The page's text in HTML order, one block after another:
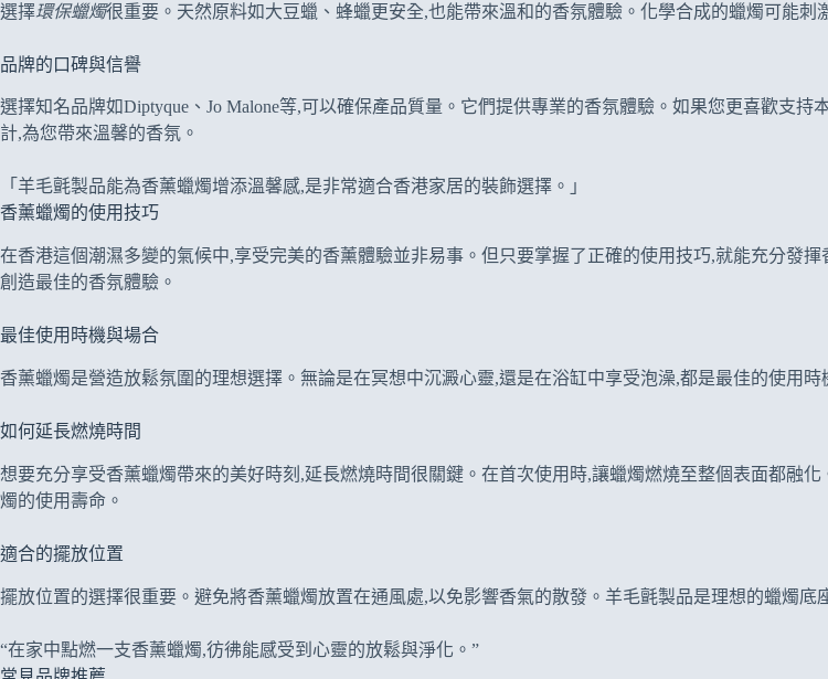
選擇環保蠟燭很重要。天然原料如大豆蠟、蜂蠟更安全,也能帶來溫和的香氛體驗。化學合成的蠟燭可能刺
品牌的口碑與信譽
選擇知名品牌如Diptyque、Jo Malone等,可以確保產品質量。它們提供專業的香氛體驗。如果您更喜歡支持
計,為您帶來溫馨的香氛。
「羊毛氈製品能為香薰蠟燭增添溫馨感,是非常適合香港家居的裝飾選擇。」
香薰蠟燭的使用技巧
在香港這個潮濕多變的氣候中,享受完美的香薰體驗並非易事。但只要掌握了正確的使用技巧,就能充分發
創造最佳的香氛體驗。
最佳使用時機與場合
香薰蠟燭是營造放鬆氛圍的理想選擇。無論是在冥想中沉澱心靈,還是在浴缸中享受泡澡,都是最佳的使用
如何延長燃燒時間
想要充分享受香薰蠟燭帶來的美好時刻,延長燃燒時間很關鍵。在首次使用時,讓蠟燭燃燒至整個表面都融
燭的使用壽命。
適合的擺放位置
擺放位置的選擇很重要。避免將香薰蠟燭放置在通風處,以免影響香氣的散發。羊毛氈製品是理想的蠟燭底
“在家中點燃一支香薰蠟燭,彷彿能感受到心靈的放鬆與淨化。”